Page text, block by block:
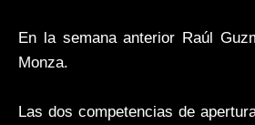
En la semana anterior Raúl
Monza.
Las dos competencias de